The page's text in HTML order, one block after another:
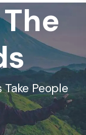
Take People